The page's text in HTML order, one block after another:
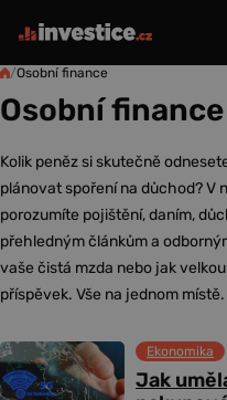
/Osobní finance
Osobní finance
Kolik peněz si skutečně
plánovat spoření na důchod? V
porozumíte pojištění, daním,
přehledným článkům a
vaše čistá mzda nebo jak
příspěvek. Vše na jednom místě.
Jak
Ekonomika